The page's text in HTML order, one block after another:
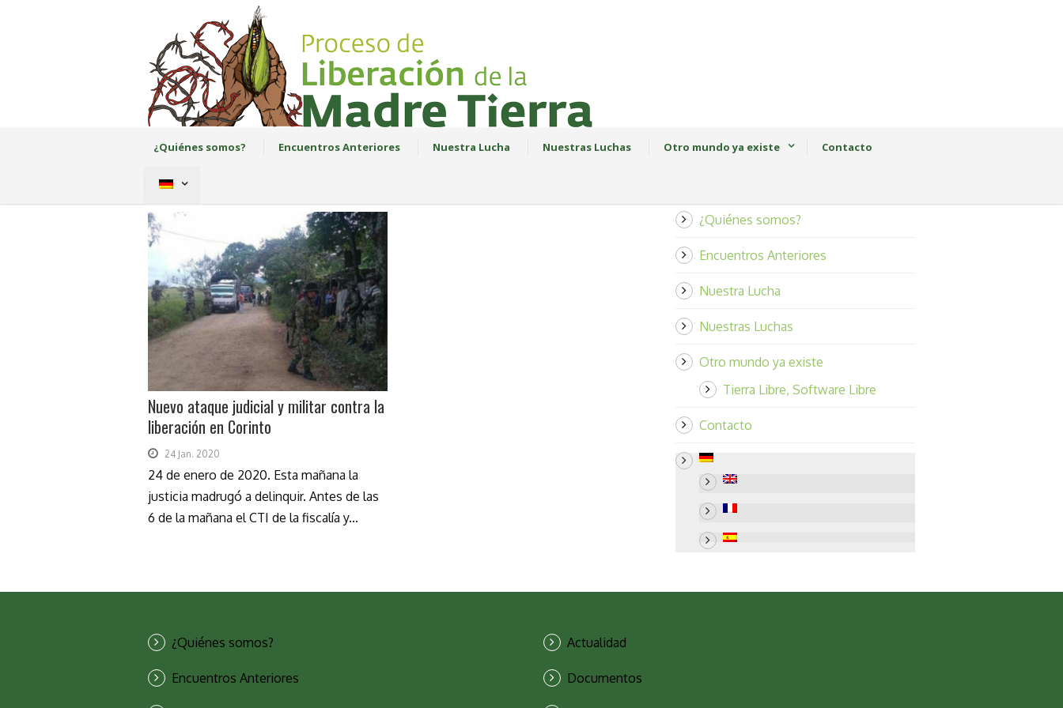
¿Quiénes somos? Encuentros Anteriores Nuestra Lucha Nuestras Luchas Otro mundo ya existe Contacto
Nuevo ataque judicial y militar contra la
liberación en Corinto
24 Jan. 2020
24 de enero de 2020. Esta mañana la
justicia madrugó a delinquir. Antes de las
6 de la mañana el CTI de la fiscalía y...
¿Quiénes somos?
Encuentros Anteriores
Nuestra Lucha
Nuestras Luchas
Otro mundo ya existe
Tierra Libre, Software Libre
Contacto
¿Quiénes somos?
Encuentros Anteriores
Actualidad
Documentos